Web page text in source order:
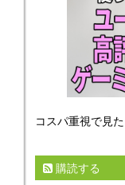
コスパ重視で見
購読する